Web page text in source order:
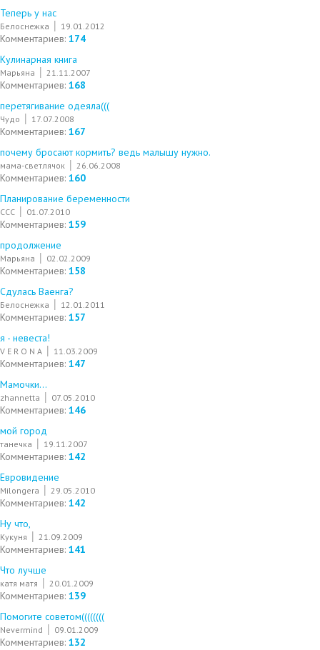
Теперь у нас
Белоснежка 19.01.2012
Комментариев: 174
Кулинарная книга
Марьяна 21.11.2007
Комментариев: 168
перетягивание одеяла(((
Чудо 17.07.2008
Комментариев: 167
почему бросают кормить? ведь малышу нужно.
мама-светлячок 26.06.2008
Комментариев: 160
Планирование беременности
CCC 01.07.2010
Комментариев: 159
продолжение
Марьяна 02.02.2009
Комментариев: 158
Сдулась Ваенга?
Белоснежка 12.01.2011
Комментариев: 157
я - невеста!
V E R O N A 11.03.2009
Комментариев: 147
Мамочки...
zhannetta 07.05.2010
Комментариев: 146
мой город
танечка 19.11.2007
Комментариев: 142
Евровидение
Milongera 29.05.2010
Комментариев: 142
Ну что,
Кукуня 21.09.2009
Комментариев: 141
Что лучше
катя матя 20.01.2009
Комментариев: 139
Помогите советом((((((((
Nevermind 09.01.2009
Комментариев: 132